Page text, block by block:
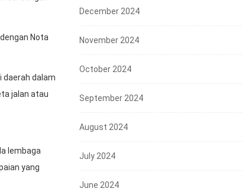
Nota
daerah dalam
jalan atau
lembaga
yang
December 2024
November 2024
October 2024
September 2024
August 2024
July 2024
June 2024